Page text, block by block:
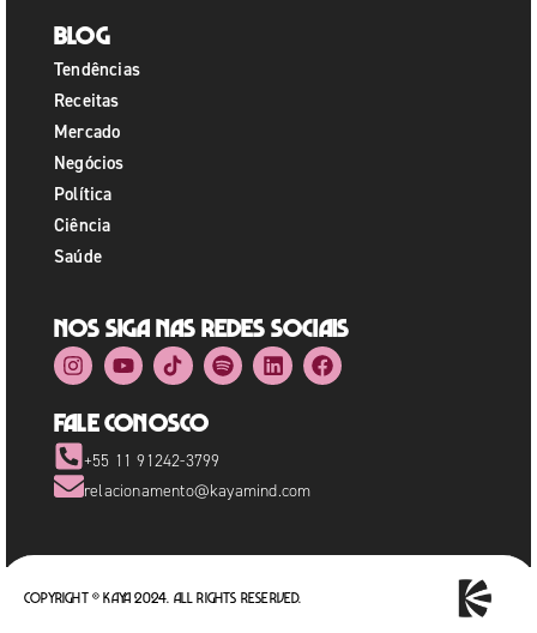
Blog
Tendências
Receitas
Mercado
Negócios
Política
Ciência
Saúde
Nos siga nas redes sociais
Fale Conosco
+55 11 91242-3799
relacionamento@kayamind.com
Copyright © Kaya 2024. All rights reserved.